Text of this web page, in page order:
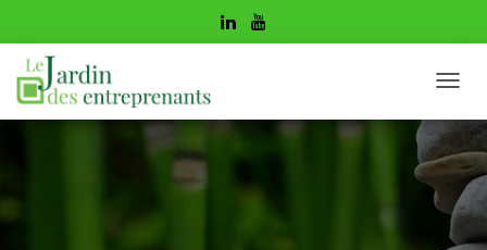
É
L
R
L